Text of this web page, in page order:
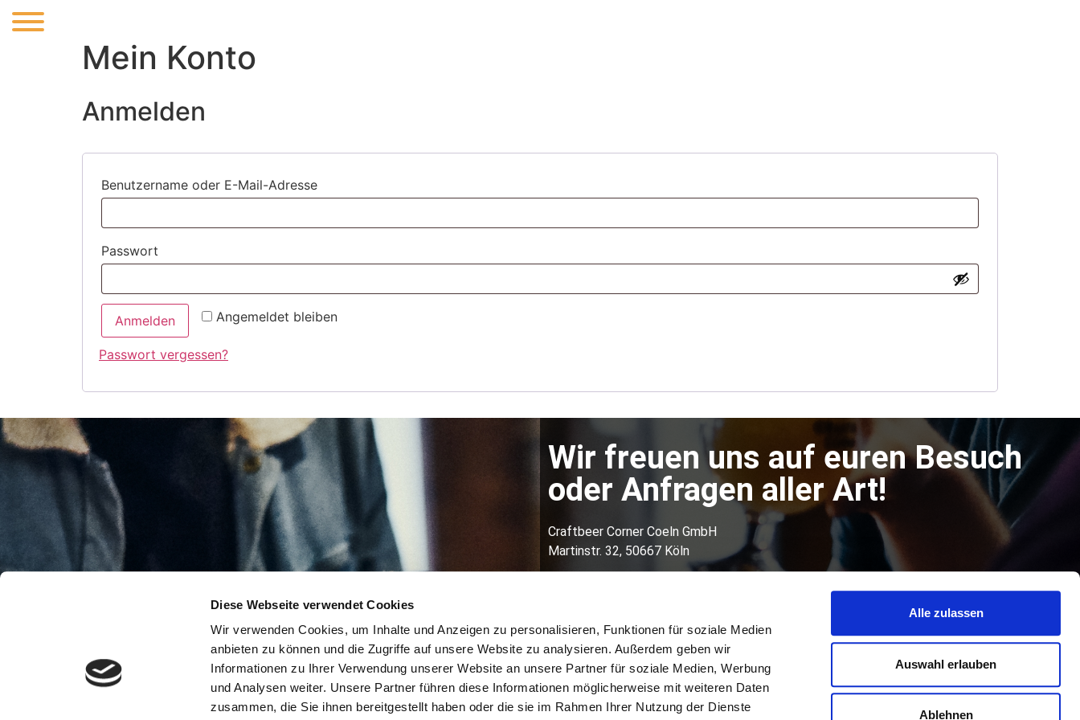
Diese Webseite verwendet Cookies
Wir verwenden Cookies, um Inhalte und Anzeigen zu personalisieren, Funktionen für soziale Medien
anbieten zu können und die Zugriffe auf unsere Website zu analysieren. Außerdem geben wir
Informationen zu Ihrer Verwendung unserer Website an unsere Partner für soziale Medien, Werbung
und Analysen weiter. Unsere Partner führen diese Informationen möglicherweise mit weiteren Daten
zusammen, die Sie ihnen bereitgestellt haben oder die sie im Rahmen Ihrer Nutzung der Dienste
Alle zulassen
Auswahl erlauben
Ablehnen
Mein Konto
Anmelden
Benutzername oder E-Mail-Adresse
Passwort
Angemeldet bleiben
Anmelden
Passwort vergessen?
Wir freuen uns auf euren Besuch
oder Anfragen aller Art!
Craftbeer Corner Coeln GmbH
Martinstr. 32, 50667 Köln
Disclaimer